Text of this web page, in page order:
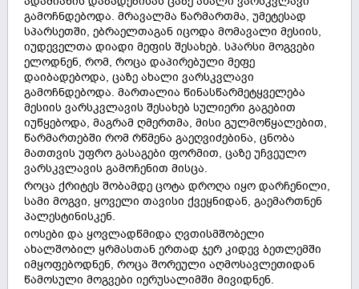
გამოჩნდებოდა. მრავალმა წარმართმა, უმეტესად
სპარსეთში, ებრაელთაგან იცოდა მომავალი მესიის,
იუდეველთა დიადი მეფის შესახებ. სპარსი მოგვები
ელოდნენ, რომ, როცა დაპირებული მეფე
დაიბადებოდა, ცაზე ახალი ვარსკვლავი
გამოჩნდებოდა. მართალია წინასწარმეტყველება
მესიის ვარსკვლავის შესახებ სულიერი გაგებით
იუწყებოდა, მაგრამ ღმერთმა, მისი გულმოწყალებით,
წარმართებში რომ რწმენა გაეღვიძებინა, ცნობა
მათთვის უფრო გასაგები ფორმით, ცაზე უჩვეულო
ვარსკვლავის გამოჩენით მისცა.
როცა ქრიტეს შობამდე ცოტა დროღა იყო დარჩენილი,
სამი მოგვი, ყოველი თავისი ქვეყნიდან, გაემართნენ
პალესტინისკენ.
იოსები და ყოვლადწმიდა ღვთისმშობელი
ახალშობილ ყრმასთან ერთად ჯერ კიდევ ბეთლემში
იმყოფებოდნენ, როცა შორეული აღმოსავლეთიდან
წამოსული მოგვები იერუსალიმში მივიდნენ.